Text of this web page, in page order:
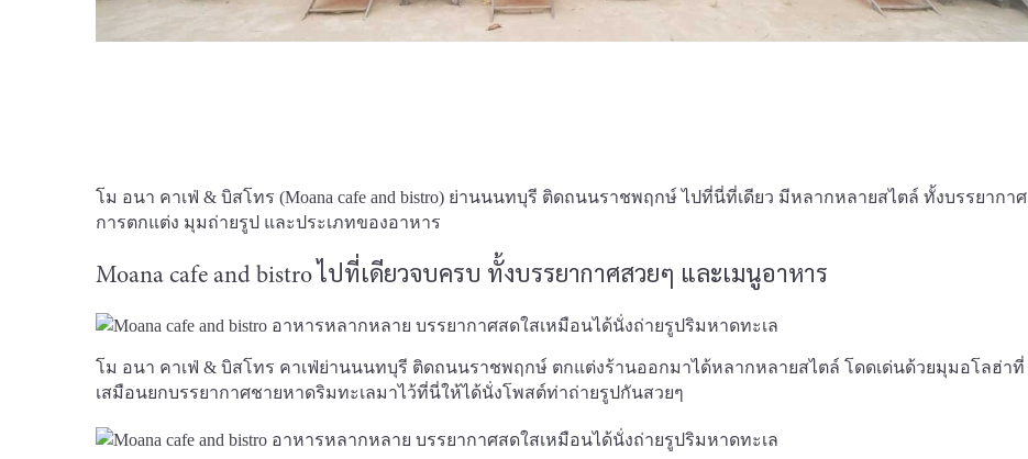
โม อนา คาเฟ่ & บิสโทร (Moana cafe and bistro) ย่านนนทบุรี ติดถนนราชพฤกษ์ ไปที่นี่ที่เดียว มีหลากหลายสไตล์ ทั้งบรรยากาศ
การตกแต่ง มุมถ่ายรูป และประเภทของอาหาร
Moana cafe and bistro ไปที่เดียวจบครบ ทั้งบรรยากาศสวยๆ และเมนูอาหาร
โม อนา คาเฟ่ & บิสโทร คาเฟ่ย่านนนทบุรี ติดถนนราชพฤกษ์ ตกแต่งร้านออกมาได้หลากหลายสไตล์ โดดเด่นด้วยมุมอโลฮ่าที่
เสมือนยกบรรยากาศชายหาดริมทะเลมาไว้ที่นี่ให้ได้นั่งโพสต์ท่าถ่ายรูปกันสวยๆ